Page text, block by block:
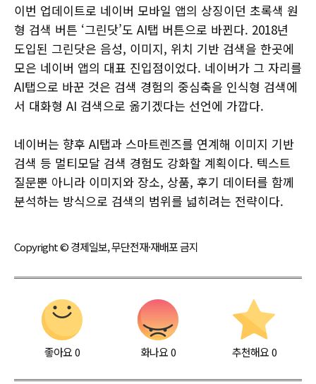
이번 업데이트로 네이버 모바일 앱의 상징이던 초록색 원
형 검색 버튼 ‘그린닷’도 AI탭 버튼으로 바뀐다. 2018년
도입된 그린닷은 음성, 이미지, 위치 기반 검색을 한곳에
모은 네이버 앱의 대표 진입점이었다. 네이버가 그 자리를
AI탭으로 바꾼 것은 검색 경험의 중심축을 인식형 검색에
서 대화형 AI 검색으로 옮기겠다는 선언에 가깝다.
네이버는 향후 AI탭과 스마트렌즈를 연계해 이미지 기반
검색 등 멀티모달 검색 경험도 강화할 계획이다. 텍스트
질문뿐 아니라 이미지와 장소, 상품, 후기 데이터를 함께
분석하는 방식으로 검색의 범위를 넓히려는 전략이다.
Copyright © 경제일보, 무단전재·재배포 금지
좋아요0 화나요0 추천해요 0